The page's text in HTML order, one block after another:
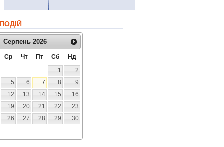
Серпень 2026
Ср Чт Пт Сб
Нд
1
2
5 6 7 8
9
12 13 14 15
16
19 20 21 22
23
26 27 28 29
30